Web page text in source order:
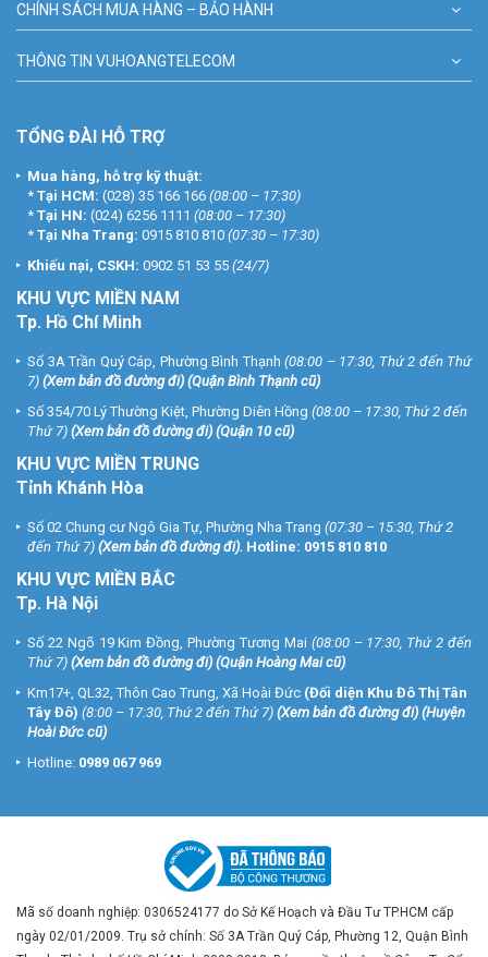
CHÍNH SÁCH MUA HÀNG – BẢO HÀNH
THÔNG TIN VUHOANGTELECOM
TỔNG ĐÀI HỖ TRỢ
Mua hàng, hỗ trợ kỹ thuật:
* Tại HCM: (028) 35 166 166 (08:00 – 17:30)
* Tại HN: (024) 6256 1111 (08:00 – 17:30)
* Tại Nha Trang: 0915 810 810 (07:30 – 17:30)
Khiếu nại, CSKH: 0902 51 53 55 (24/7)
KHU VỰC MIỀN NAM
Tp. Hồ Chí Minh
Số 3A Trần Quý Cáp, Phường Bình Thạnh (08:00 – 17:30, Thứ 2 đến Thứ
7) (Xem bản đồ đường đi) (Quận Bình Thạnh cũ)
Số 354/70 Lý Thường Kiệt, Phường Diên Hồng (08:00 – 17:30, Thứ 2 đến
Thứ 7) (Xem bản đồ đường đi) (Quận 10 cũ)
KHU VỰC MIỀN TRUNG
Tỉnh Khánh Hòa
Số 02 Chung cư Ngô Gia Tự, Phường Nha Trang (07:30 – 15:30, Thứ 2
đến Thứ 7) (Xem bản đồ đường đi). Hotline: 0915 810 810
KHU VỰC MIỀN BẮC
Tp. Hà Nội
Số 22 Ngõ 19 Kim Đồng, Phường Tương Mai (08:00 – 17:30, Thứ 2 đến
Thứ 7) (Xem bản đồ đường đi) (Quận Hoàng Mai cũ)
Km17+, QL32, Thôn Cao Trung, Xã Hoài Đức (Đối diện Khu Đô Thị Tân
Tây Đô) (8:00 – 17:30, Thứ 2 đến Thứ 7) (Xem bản đồ đường đi) (Huyện
Hoài Đức cũ)
Hotline: 0989 067 969
Mã số doanh nghiệp: 0306524177 do Sở Kế Hoạch và Đầu Tư TP.HCM cấp
ngày 02/01/2009. Trụ sở chính: Số 3A Trần Quý Cáp, Phường 12, Quận Bình